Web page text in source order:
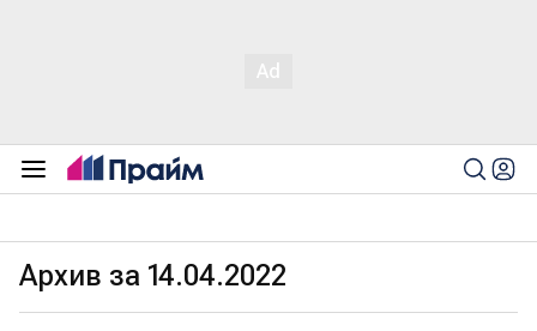
Архив за 14.04.2022